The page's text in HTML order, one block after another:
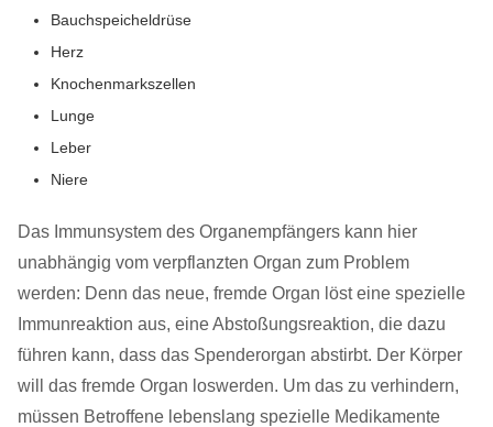
Bauchspeicheldrüse
Herz
Knochenmarkszellen
Lunge
Leber
Niere
Das Immunsystem des Organempfängers kann hier
unabhängig vom verpflanzten Organ zum Problem
werden: Denn das neue, fremde Organ löst eine spezielle
Immunreaktion aus, eine Abstoßungsreaktion, die dazu
führen kann, dass das Spenderorgan abstirbt. Der Körper
will das fremde Organ loswerden. Um das zu verhindern,
müssen Betroffene lebenslang spezielle Medikamente